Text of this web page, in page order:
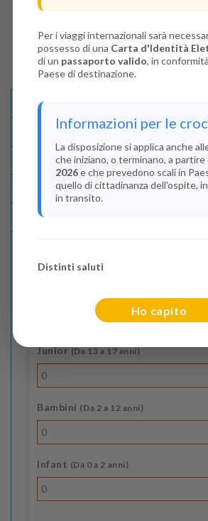
Disponibilità
Condizioni
Recensioni
Indica il numero dei
Junior(Da 13 a 17 anni)
0
Bambini (Da 2 a 12 anni)
0
Infant (Da 0 a 2 anni)
0
Per i viaggi internazionali sarà
possesso di una Carta d'Identità
di un passaporto valido, in
Paese di destinazione.
Informazioni per le
La disposizione si applica anche
che iniziano, o terminano, a partire
2026e che prevedono scali in
quello di cittadinanza dell'ospite,
in transito.
Distinti saluti
Ho capito